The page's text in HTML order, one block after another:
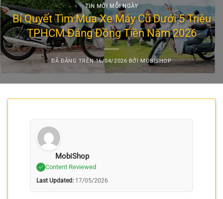
TIN MỚI MỖI NGÀY
Bí Quyết Tìm Mua Xe Máy Cũ Dưới 5 Triệu
TPHCM Đáng Đồng Tiền Năm 2026
ĐÃ ĐĂNG TRÊN16/04/2026 BỞIMOBISHOP
MobiShop
Content Reviewed
Last Updated: 17/05/2026